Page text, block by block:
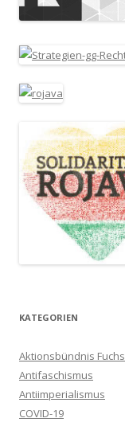
KATEGORIEN
Aktionsbündnis Fuchs
Antifaschismus
Antiimperialismus
COVID-19